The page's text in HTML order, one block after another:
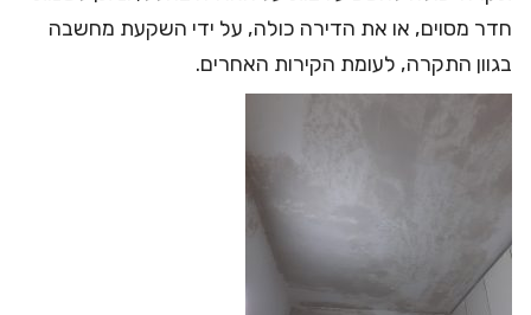
חדר מסוים, או את הדירה כולה, על ידי השקעת מחשבה
בגוון התקרה, לעומת הקירות האחרים.